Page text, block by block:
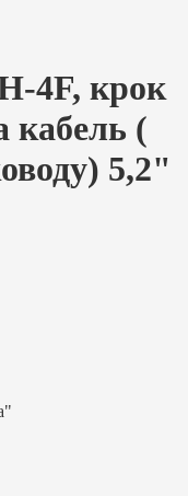
4F, крок
кабель (
5,2"